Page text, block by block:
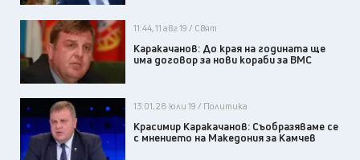
11:44, 11 авг 19 / Свят
Каракачанов: До края на годината ще
има договор за нови кораби за ВМС
13:01, 28 юли 19 / Политика
Красимир Каракачанов: Съобразяваме се
с мнението на Македония за Камчев